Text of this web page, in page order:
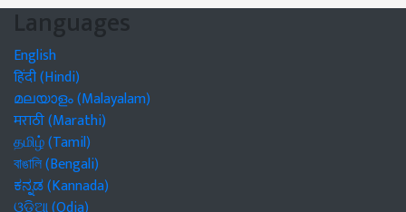
Languages
English
हिंदी (Hindi)
മലയാളം (Malayalam)
मराठी (Marathi)
தமிழ் (Tamil)
বাঙালি (Bengali)
ಕನ್ನಡ (Kannada)